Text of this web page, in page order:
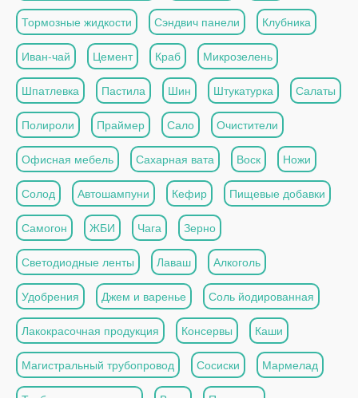
Тормозные жидкости Сэндвич панели Клубника
Иван-чай Цемент Краб Микрозелень
Шпатлевка Пастила Шин Штукатурка Салаты
Полироли Праймер Сало Очистители
Офисная мебель Сахарная вата Воск Ножи
Солод Автошампуни Кефир Пищевые добавки
Самогон ЖБИ Чага Зерно
Светодиодные ленты Лаваш Алкоголь
Удобрения Джем и варенье Соль йодированная
Лакокрасочная продукция Консервы Каши
Магистральный трубопровод Сосиски Мармелад